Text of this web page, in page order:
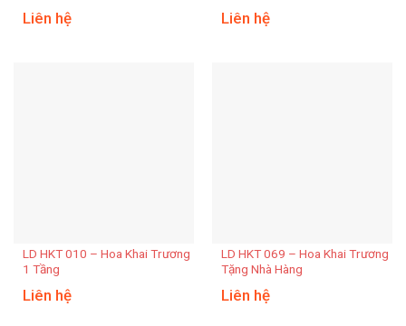
Liên hệ Liên hệ
LD HKT 010 – Hoa Khai Trương
1 Tầng
Liên hệ
LD HKT 069 – Hoa Khai Trương
Tặng Nhà Hàng
Liên hệ